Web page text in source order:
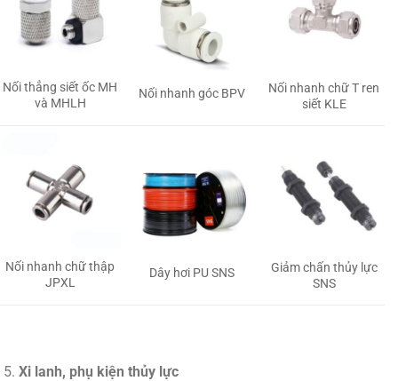
Nối thẳng siết ốc MH
và MHLH
Nối nhanh góc BPV
Nối nhanh chữ T ren
siết KLE
Nối nhanh chữ thập
JPXL
Dây hơi PU SNS
Giảm chấn thủy lực
SNS
Xi lanh, phụ kiện thủy lực